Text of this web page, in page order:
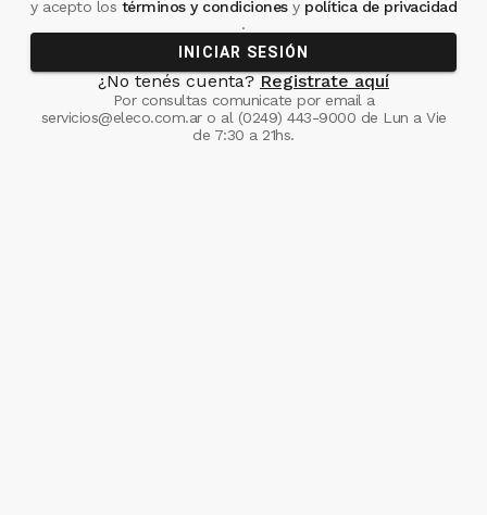
y acepto los términos y condiciones ypolítica de privacidad
.
INICIAR SESIÓN
¿No tenés cuenta? Registrate aquí
Por consultas comunicate por email a
servicios@eleco.com.aro al (0249) 443-9000 de Lun a Vie
de 7:30 a 21hs.